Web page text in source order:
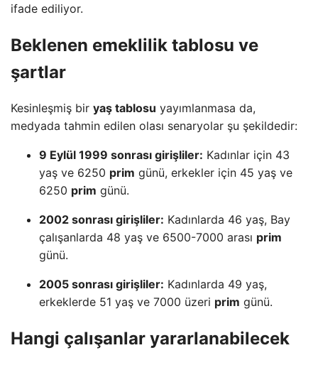
ifade ediliyor.
Beklenen emeklilik tablosu ve
şartlar
Kesinleşmiş bir yaş tablosu yayımlanmasa da,
medyada tahmin edilen olası senaryolar şu şekildedir:
9 Eylül 1999 sonrası girişliler: Kadınlar için 43
yaş ve 6250 prim günü, erkekler için 45 yaş ve
6250 prim günü.
2002 sonrası girişliler: Kadınlarda 46 yaş, Bay
çalışanlarda 48 yaş ve 6500-7000 arası prim
günü.
2005 sonrası girişliler: Kadınlarda 49 yaş,
erkeklerde 51 yaş ve 7000 üzeri prim günü.
Hangi çalışanlar yararlanabilecek